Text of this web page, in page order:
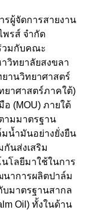
ผู้จัดการสายงาน
พรส์ จำกัด
วมกับคณะ
วิทยาลัยสงขลา
านวิทยาศาสตร์
าศาสตร์ภาคใต้)
(MOU) ภายใต้
ามมาตรฐาน
น้ำมันอย่างยั่งยืน
กันส่งเสริม
โลยีมาใช้ในการ
นาการผลิตปาล์ม
มาตรฐานสากล
Oil) ทั้งในด้าน